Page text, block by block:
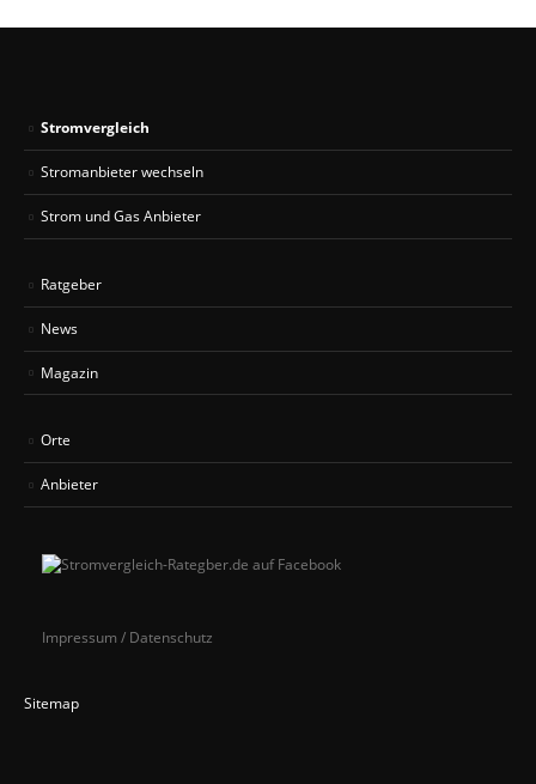
Stromvergleich
Stromanbieter wechseln
Strom und Gas Anbieter
Ratgeber
News
Magazin
Orte
Anbieter
Impressum / Datenschutz
Sitemap